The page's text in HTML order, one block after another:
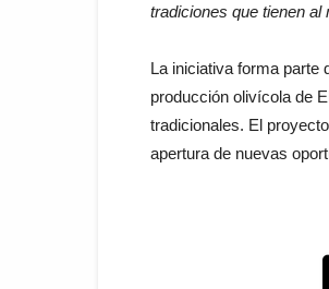
tradiciones que tienen al
La iniciativa forma parte
producción olivícola de
tradicionales. El
apertura de nuevas